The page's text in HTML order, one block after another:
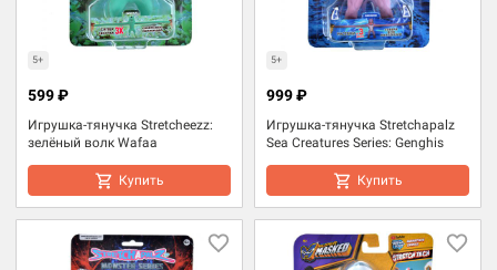
5+
Игрушка-тянучка Stretcheezz:
зелёный волк Wafaa
599 ₽
Купить
5+
Игрушка-тянучка Stretchapalz
Sea Creatures Series: Genghis
999 ₽
Купить